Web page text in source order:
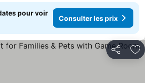
pour voir
Consulter les prix
Partager